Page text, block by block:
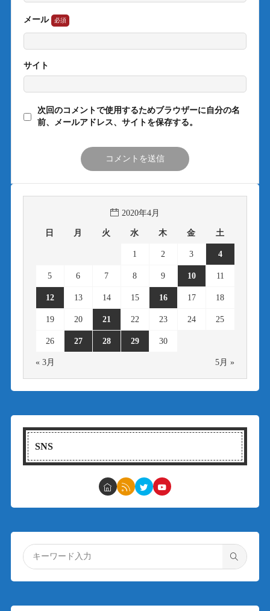
メール
サイト
次回のコメントで使用するためブラウザーに自分の名
前、メールアドレス、サイトを保存する。
2020年4月
日 月 火 水 木 金 土
1 2 3 4
5 6 7 8 9 10 11
12 13 14 15 16 17 18
19 20 21 22 23 24 25
26 27 28 29 30
« 3月 5月 »
SNS